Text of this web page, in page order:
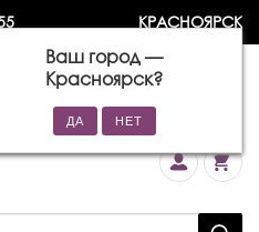
КРАСНОЯРСК
Ваш город —
Красноярск?
34 (бесплатно)